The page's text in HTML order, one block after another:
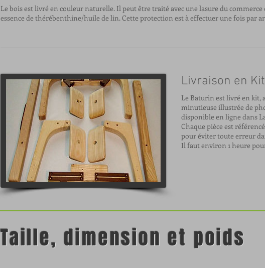
Le bois est livré en couleur naturelle. Il peut être traité avec une lasure du
essence de thérébenthine/huile de lin. Cette protection est à effectuer une fois par
Livraison en Kit
Le Baturin est livré en kit,
minutieuse illustrée de
disponible en ligne dans
Chaque pièce est
pour éviter toute erreur
Il faut environ 1 heure
Taille, dimension et poids